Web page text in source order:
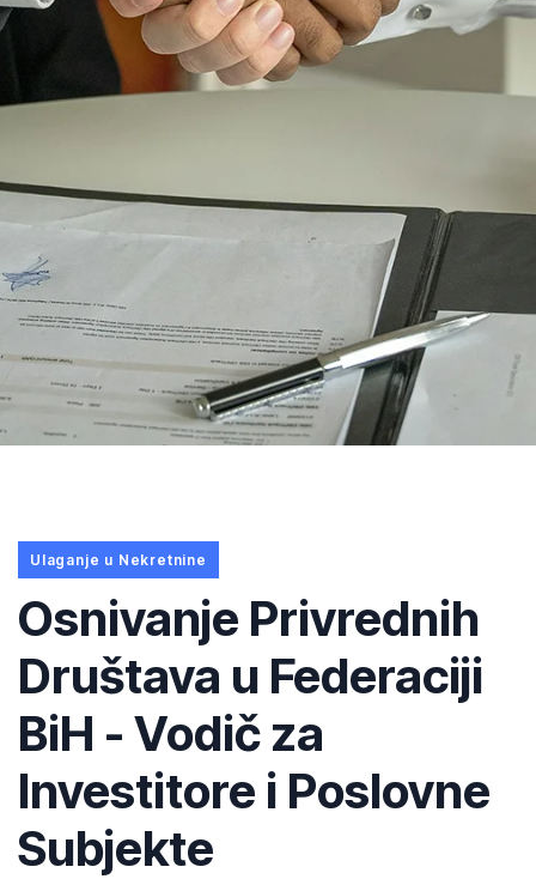
Ulaganje u Nekretnine
Osnivanje Privrednih
Društava u Federaciji
BiH - Vodič za
Investitore i Poslovne
Subjekte